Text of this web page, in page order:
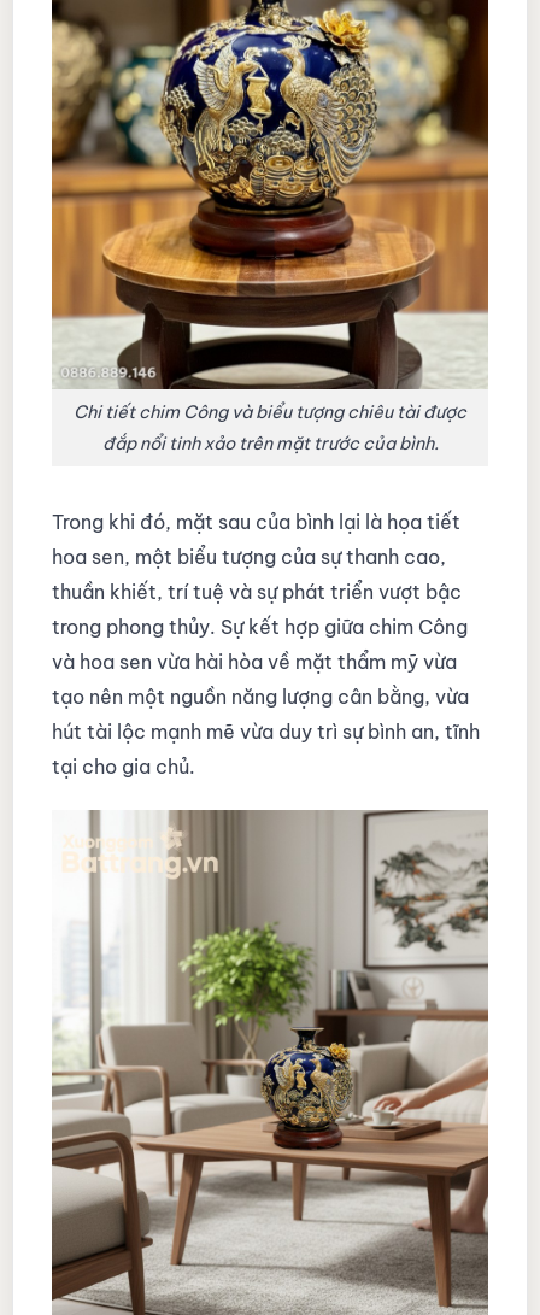
Chi tiết chim Công và biểu tượng chiêu tài được
đắp nổi tinh xảo trên mặt trước của bình.
Trong khi đó, mặt sau của bình lại là họa tiết
hoa sen, một biểu tượng của sự thanh cao,
thuần khiết, trí tuệ và sự phát triển vượt bậc
trong phong thủy. Sự kết hợp giữa chim Công
và hoa sen vừa hài hòa về mặt thẩm mỹ vừa
tạo nên một nguồn năng lượng cân bằng, vừa
hút tài lộc mạnh mẽ vừa duy trì sự bình an, tĩnh
tại cho gia chủ.